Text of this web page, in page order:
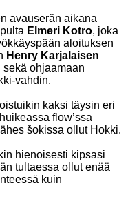
avauserän aikana
Elmeri Kotro, joka
aloituksen
Henry Karjalaisen
ohjaamaan
vahdin.
kaksi täysin eri
flow’ssa
šokissa ollut Hokki.
hienoisesti kipsasi
tultaessa ollut enää
kuin